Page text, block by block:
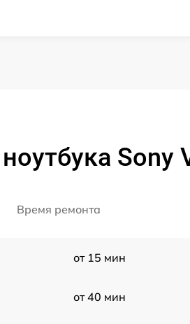
Sony
Время ремонта
от 15 мин
от 40 мин